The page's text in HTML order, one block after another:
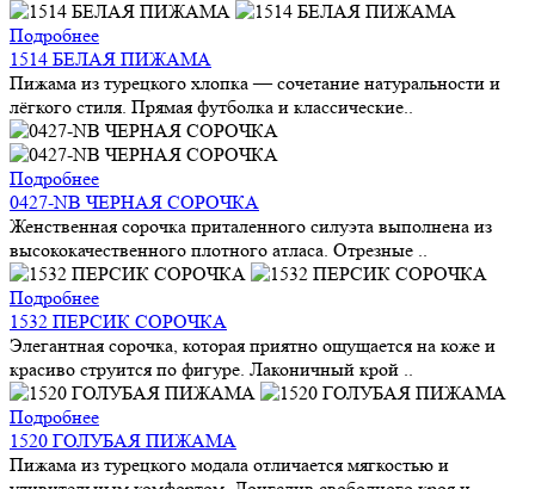
Подробнее
1514 БЕЛАЯ ПИЖАМА
Пижама из турецкого хлопка — сочетание натуральности и
лёгкого стиля. Прямая футболка и классические..
Подробнее
0427-NB ЧЕРНАЯ СОРОЧКА
Женственная сорочка приталенного силуэта выполнена из
высококачественного плотного атласа. Отрезные ..
Подробнее
1532 ПЕРСИК СОРОЧКА
Элегантная сорочка, которая приятно ощущается на коже и
красиво струится по фигуре. Лаконичный крой ..
Подробнее
1520 ГОЛУБАЯ ПИЖАМА
Пижама из турецкого модала отличается мягкостью и